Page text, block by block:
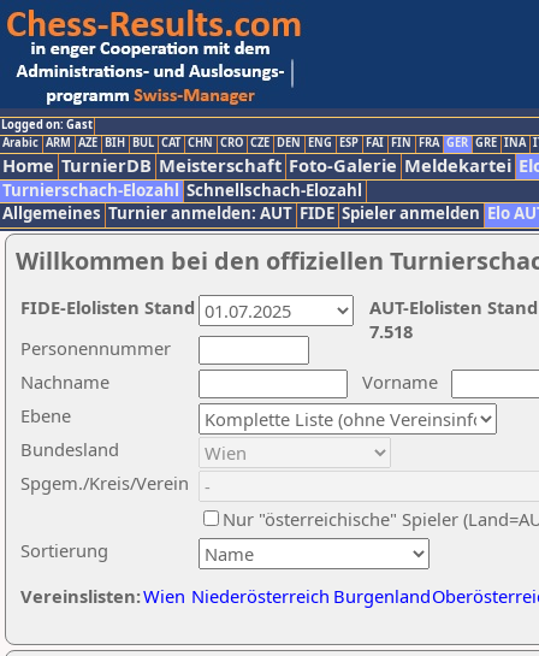
Logged on: Gast
Arabic ARM AZE BIH BUL CAT CHN CRO CZE DEN ENG ESP FAI FIN FRA GER GRE INA
Home TurnierDB Meisterschaft Foto-Galerie Meldekartei
Turnierschach-Elozahl Schnellschach-Elozahl
Allgemeines Turnier anmelden: AUT FIDE Spieler anmelden Elo
Willkommen bei den offiziellen
Nachname
Vorname
Ebene
Sortierung
Personennummer
Bundesland
Spgem./Kreis/Verein
Nur "österreichische" Spieler
Vereinslisten:Wien Niederösterreich Burgenland
AUT-Elolisten
7.518
FIDE-Elolisten Stand